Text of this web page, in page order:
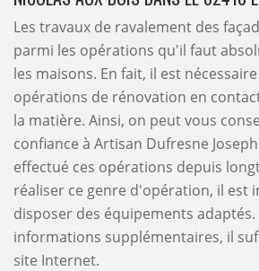
Les travaux de ravalement des
parmi les opérations qu'il faut
les maisons. En fait, il est
opérations de rénovation en
la matière. Ainsi, on peut vous
confiance à Artisan Dufresne
effectué ces opérations depuis
réaliser ce genre d'opération, il est
disposer des équipements adaptés.
informations supplémentaires, il
site Internet.